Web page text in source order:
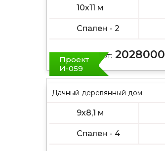
10х11 м
Спален - 2
Цена от: 2028000
Проект
И-059
Дачный деревянный дом
9х8,1 м
Спален - 4